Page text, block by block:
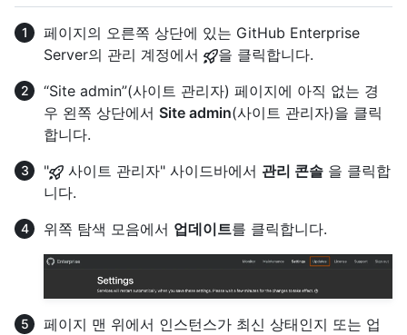
페이지의 오른쪽 상단에 있는 GitHub Enterprise
Server의 관리 계정에서
을 클릭합니다.
“Site admin”(사이트 관리자) 페이지에 아직 없는 경
우 왼쪽 상단에서 Site admin(사이트 관리자)을 클릭
합니다.
"
사이트 관리자" 사이드바에서 관리 콘솔 을 클릭합
니다.
위쪽 탐색 모음에서 업데이트를 클릭합니다.
페이지 맨 위에서 인스턴스가 최신 상태인지 또는 업